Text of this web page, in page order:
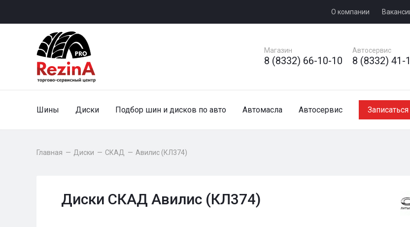
О компании
Магазин
8 (8332) 66-10-10
Автосервис
8 (8332) 41-
Шины Диски Подбор шин и дисков по авто Автомасла Автосервис
Главная — Диски — СКАД — Авилис (КЛ374)
Диски СКАД Авилис (КЛ374)